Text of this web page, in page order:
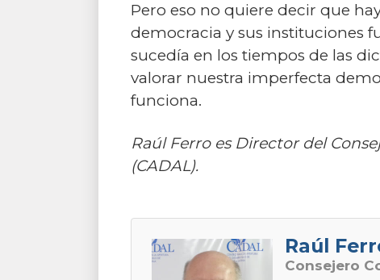
Pero eso no quiere decir que
democracia y sus instituciones
sucedía en los tiempos de las
valorar nuestra imperfecta
funciona.
Raúl Ferro es Director del
(CADAL).
Raúl
Consejero